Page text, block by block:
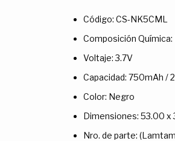
Código: CS-NK5CML
Composición Química:
Voltaje: 3.7V
Capacidad: 750mAh /
Color: Negro
Dimensiones: 53.00 x
Nro. de parte: